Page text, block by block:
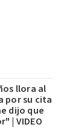
llora al
por su cita
dijo que
| VIDEO